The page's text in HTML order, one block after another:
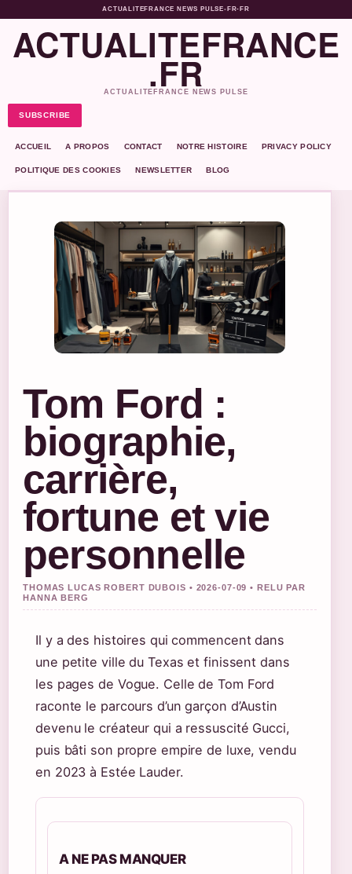
ACTUALITEFRANCE NEWS PULSE• FR-FR
ACTUALITEFRANCE
.FR
ACTUALITEFRANCE NEWS PULSE
SUBSCRIBE
ACCUEIL A PROPOS CONTACT NOTRE HISTOIRE PRIVACY POLICY
POLITIQUE DES COOKIES NEWSLETTER BLOG
Tom Ford :
biographie,
carrière,
fortune et vie
personnelle
THOMAS LUCAS ROBERT DUBOIS • 2026-07-09 • RELU PAR
HANNA BERG
Il y a des histoires qui commencent dans
une petite ville du Texas et finissent dans
les pages de Vogue. Celle de Tom Ford
raconte le parcours d’un garçon d’Austin
devenu le créateur qui a ressuscité Gucci,
puis bâti son propre empire de luxe, vendu
en 2023 à Estée Lauder.
A NE PAS MANQUER